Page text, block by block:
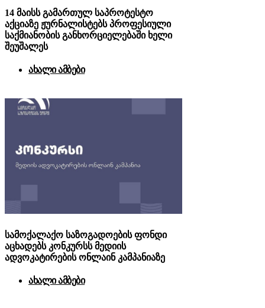
14 მაისს გამართულ საპროტესტო
აქციაზე ჟურნალისტებს პროფესიული
საქმიანობის განხორციელებაში ხელი
შეუშალეს
ახალი ამბები
სამოქალაქო საზოგადოების ფონდი
აცხადებს კონკურსს მედიის
ადვოკატირების ონლაინ კამპანიაზე
ახალი ამბები